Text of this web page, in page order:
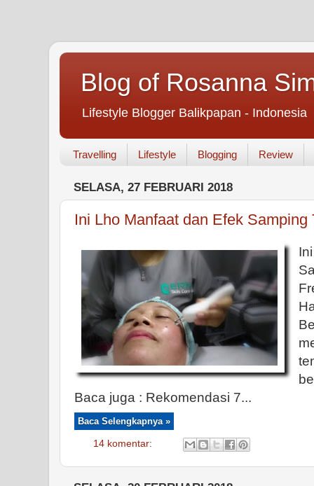
Blog of Rosanna
Lifestyle Blogger Balikpapan - Indonesia
Travelling Lifestyle Blogging Review
SELASA, 27 FEBRUARI 2018
Ini Lho Manfaat dan Efek
Baca juga : Rekomendasi 7...
Baca Selengkapnya »
14 komentar: